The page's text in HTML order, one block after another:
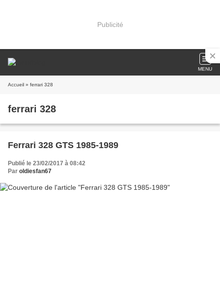
Publicité
MENU
Accueil » ferrari 328
ferrari 328
Ferrari 328 GTS 1985-1989
Publié le 23/02/2017 à 08:42
Par oldiesfan67